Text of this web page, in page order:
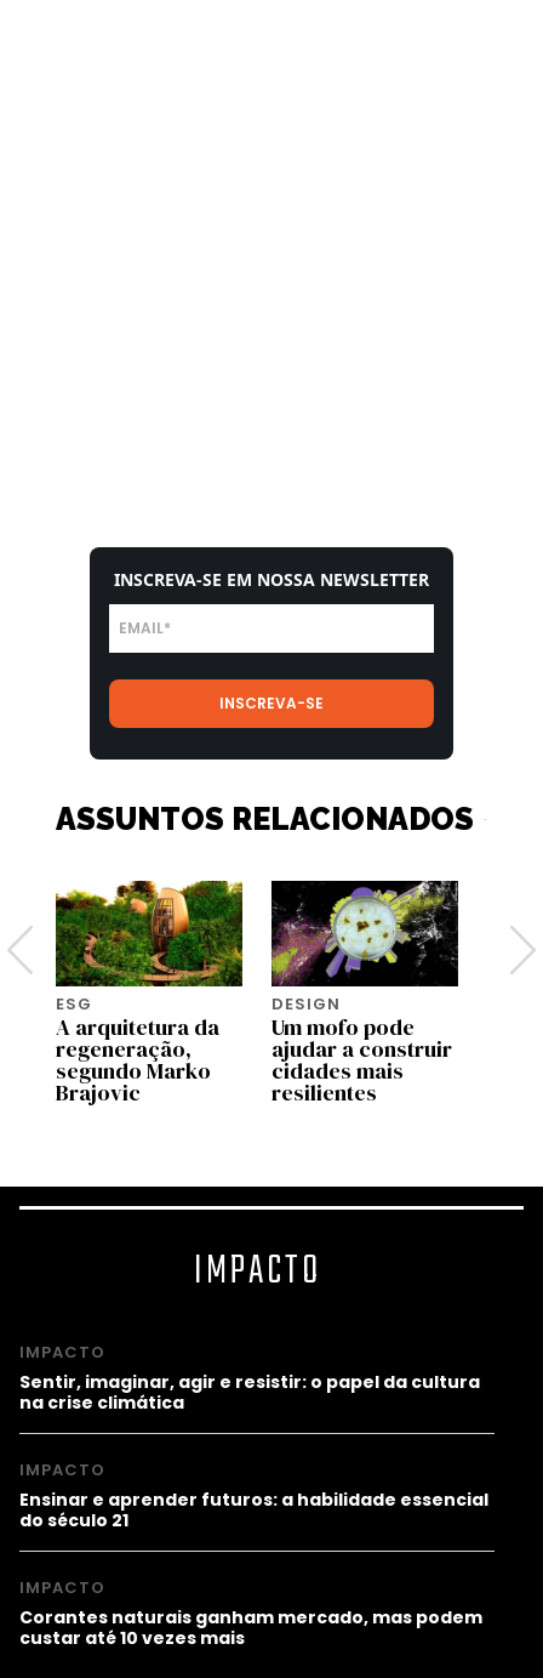
INSCREVA-SE EM NOSSA NEWSLETTER
ASSUNTOS RELACIONADOS
ESG
A arquitetura da
regeneração,
segundo Marko
Brajovic
DESIGN
Um mofo pode
ajudar a construir
cidades mais
resilientes
IMPACTO
IMPACTO
Sentir, imaginar, agir e resistir: o papel da cultura
na crise climática
IMPACTO
Ensinar e aprender futuros: a habilidade essencial
do século 21
IMPACTO
Corantes naturais ganham mercado, mas podem
custar até 10 vezes mais